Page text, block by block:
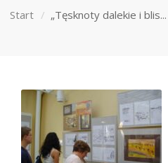
Start „Tęsknoty dalekie i blis...